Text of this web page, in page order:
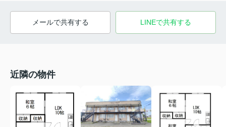
メールで共有する LINEで共有する
近隣の物件